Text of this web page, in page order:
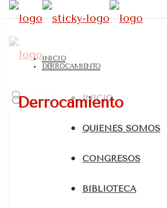
INICIO
QUIÉNES SOMOS
CONGRESOS
BIBLIOTECA
✕
Derrocamiento
INICIO
DERROCAMIENTO